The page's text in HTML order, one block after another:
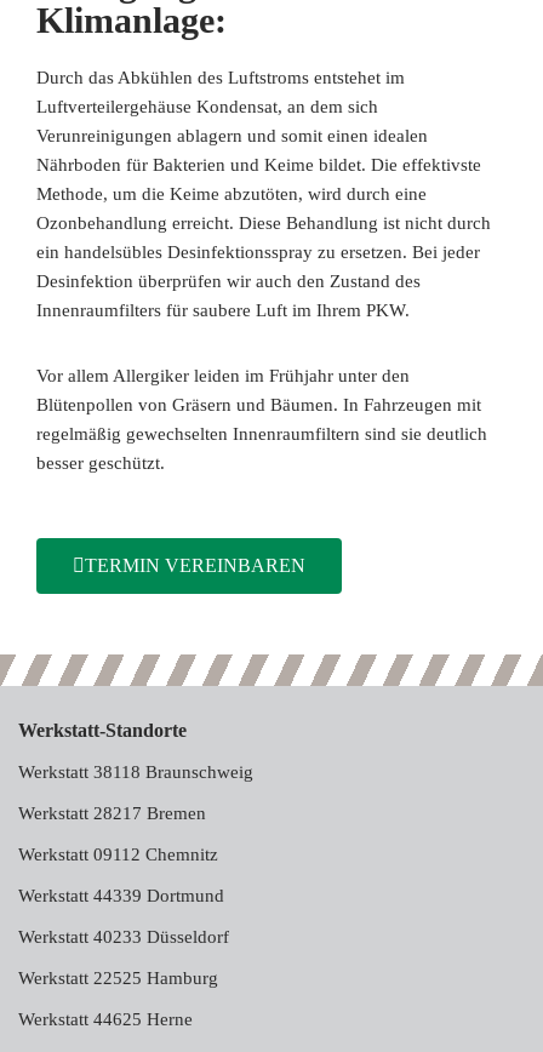
Klimanlage:
Durch das Abkühlen des Luftstroms entstehet im
Luftverteilergehäuse Kondensat, an dem sich
Verunreinigungen ablagern und somit einen idealen
Nährboden für Bakterien und Keime bildet. Die effektivste
Methode, um die Keime abzutöten, wird durch eine
Ozonbehandlung erreicht. Diese Behandlung ist nicht durch
ein handelsübles Desinfektionsspray zu ersetzen. Bei jeder
Desinfektion überprüfen wir auch den Zustand des
Innenraumfilters für saubere Luft im Ihrem PKW.
Vor allem Allergiker leiden im Frühjahr unter den
Blütenpollen von Gräsern und Bäumen. In Fahrzeugen mit
regelmäßig gewechselten Innenraumfiltern sind sie deutlich
besser geschützt.
TERMIN VEREINBAREN
Werkstatt-Standorte
Werkstatt 38118 Braunschweig
Werkstatt 28217 Bremen
Werkstatt 09112 Chemnitz
Werkstatt 44339 Dortmund
Werkstatt 40233 Düsseldorf
Werkstatt 22525 Hamburg
Werkstatt 44625 Herne